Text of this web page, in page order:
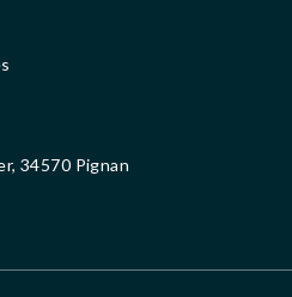
34570 Pignan